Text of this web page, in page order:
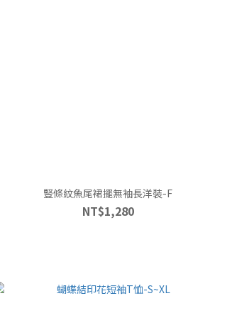
豎條紋魚尾裙擺無袖長洋裝-F
NT$1,280